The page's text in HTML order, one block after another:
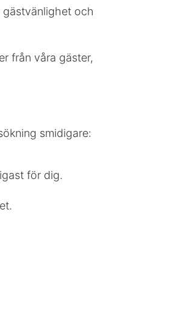
och
från våra gäster,
smidigare:
för dig.